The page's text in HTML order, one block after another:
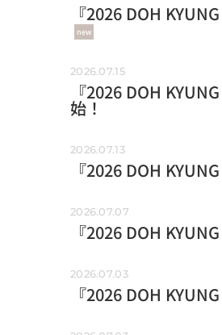
『2026 DOH
new
2026.07.15
『2026 DOH
始！
2026.07.13
『2026 DOH
2026.07.07
『2026 DOH
2026.07.03
『2026 DOH